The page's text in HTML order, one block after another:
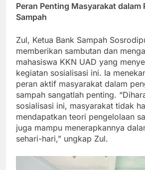
Peran Penting Masyarakat dalam
Sampah
Zul, Ketua Bank Sampah
memberikan sambutan dan
mahasiswa KKN UAD yang
kegiatan sosialisasi ini. Ia
peran aktif masyarakat dalam
sampah sangatlah penting.
sosialisasi ini, masyarakat tidak
mendapatkan teori pengelolaan
juga mampu menerapkannya
sehari-hari,” ungkap Zul.